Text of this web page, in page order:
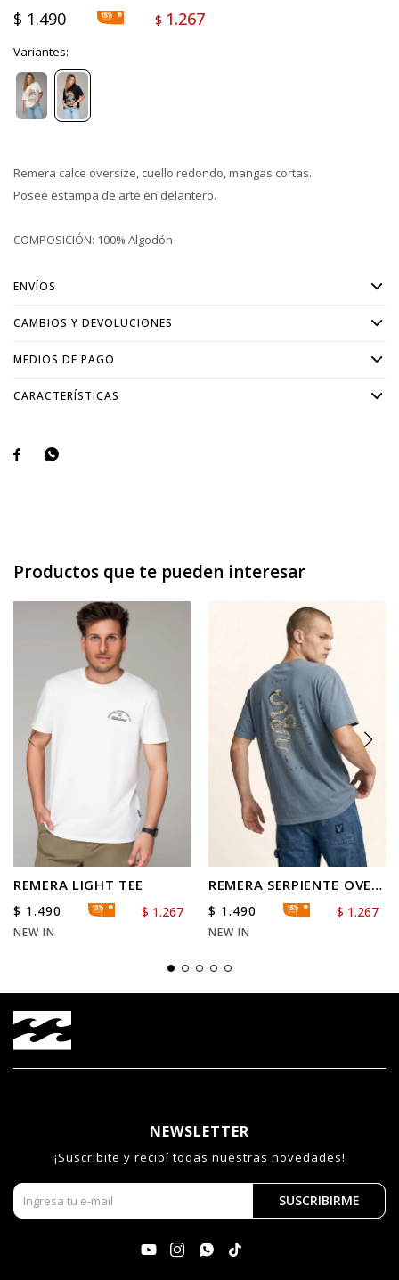
$ 1.490 $ 1.267
Variantes:
Remera calce oversize, cuello redondo, mangas cortas.
Posee estampa de arte en delantero.
COMPOSICIÓN: 100% Algodón
ENVÍOS
CAMBIOS Y DEVOLUCIONES
MEDIOS DE PAGO
CARACTERÍSTICAS
 
Productos que te pueden interesar
REMERA LIGHT TEE
$ 1.490 $ 1.267
NEW IN
REMERA SERPIENTE OVER
TEE
$ 1.490 $ 1.267
NEW IN
NEWSLETTER
¡Suscribite y recibí todas nuestras novedades!
SUSCRIBIRME
   